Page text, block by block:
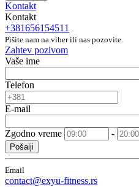
Kontakt
Kontakt
+381656154511
Pišite nam na viber ili nas pozovite.
Zahtev pozivom
Vaše ime
Telefon
E-mail
Zgodno vreme -
Pošalji
Email
contact@exyu-fitness.rs